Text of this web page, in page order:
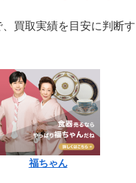
買取実績を目安に判断す
福ちゃん